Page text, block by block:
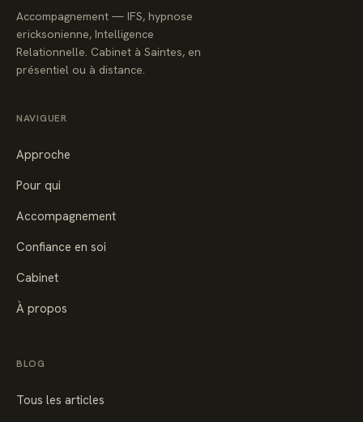
Accompagnement — IFS, hypnose
ericksonienne, Intelligence
Relationnelle. Cabinet à Saintes, en
présentiel ou à distance.
NAVIGUER
Approche
Pour qui
Accompagnement
Confiance en soi
Cabinet
À propos
BLOG
Tous les articles